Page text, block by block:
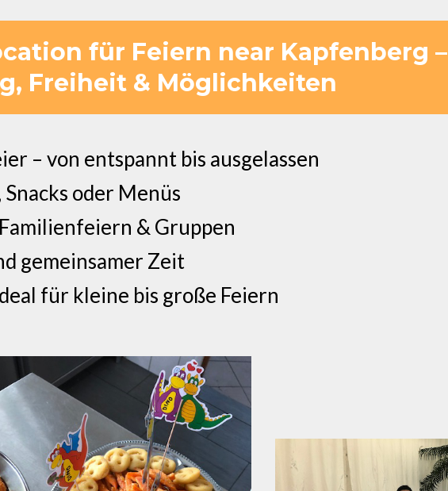
für Feiern near Kapfenberg –
Freiheit & Möglichkeiten
– von entspannt bis ausgelassen
oder Menüs
& Gruppen
gemeinsamer Zeit
für kleine bis große Feiern